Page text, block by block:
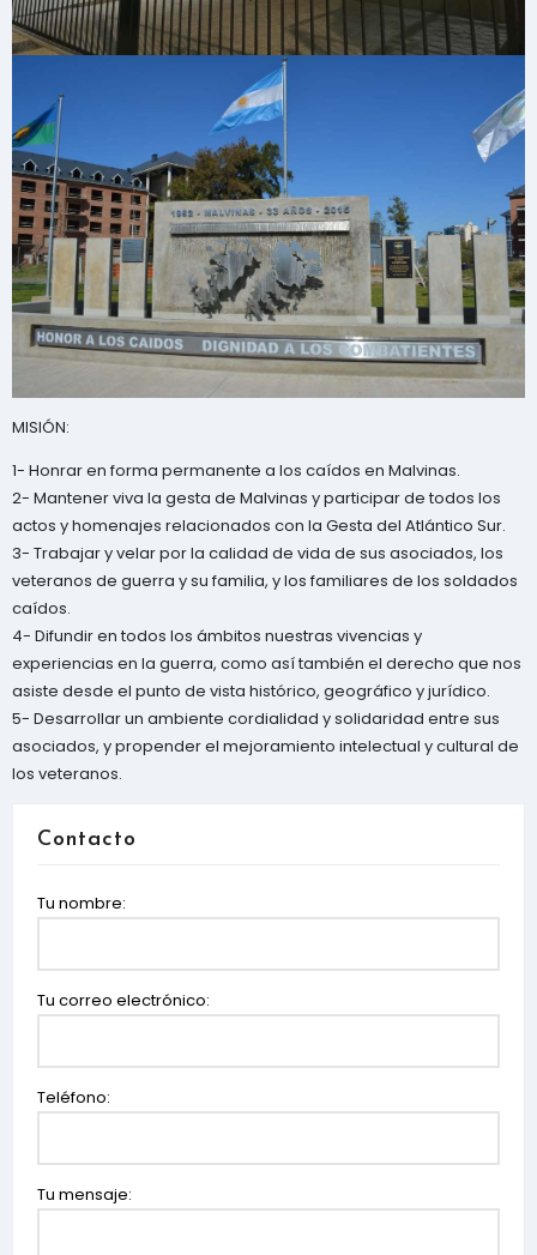
MISIÓN:
1- Honrar en forma permanente a los caídos en Malvinas.
2- Mantener viva la gesta de Malvinas y participar de todos los
actos y homenajes relacionados con la Gesta del Atlántico Sur.
3- Trabajar y velar por la calidad de vida de sus asociados, los
veteranos de guerra y su familia, y los familiares de los soldados
caídos.
4- Difundir en todos los ámbitos nuestras vivencias y
experiencias en la guerra, como así también el derecho que nos
asiste desde el punto de vista histórico, geográfico y jurídico.
5- Desarrollar un ambiente cordialidad y solidaridad entre sus
asociados, y propender el mejoramiento intelectual y cultural de
los veteranos.
Contacto
Tu nombre:
Tu correo electrónico:
Teléfono:
Tu mensaje: